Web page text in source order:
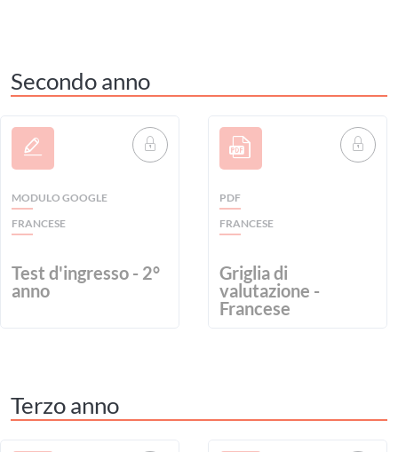
Secondo anno
MODULO GOOGLE
FRANCESE
Test d'ingresso - 2°
anno
PDF
FRANCESE
Griglia di
valutazione -
Francese
Terzo anno